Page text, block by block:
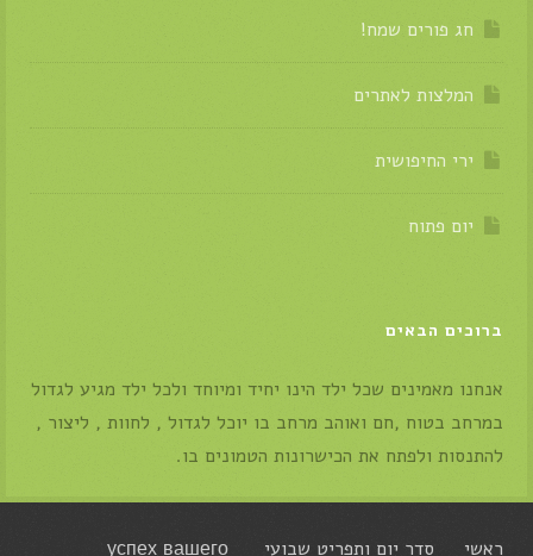
חג פורים שמח!
המלצות לאתרים
ירי החיפושית
יום פתוח
ברוכים הבאים
אנחנו מאמינים שכל ילד הינו יחיד ומיוחד ולכל ילד מגיע לגדול
במרחב בטוח ,חם ואוהב מרחב בו יוכל לגדול , לחוות , ליצור ,
להתנסות ולפתח את הכישרונות הטמונים בו.
ראשי סדר יום ותפריט שבועי успех вашего